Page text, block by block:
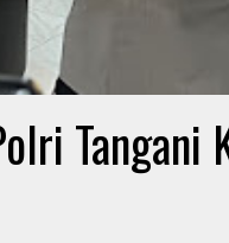
Tangani